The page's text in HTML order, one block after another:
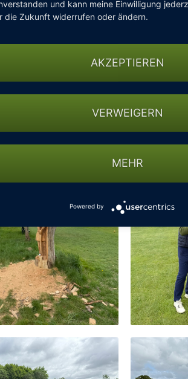
– Am 21. Juni im
und kann meine Einwilligung
die Zukunft widerrufen oder ändern.
AKZEPTIEREN
VERWEIGERN
MEHR
Powered by